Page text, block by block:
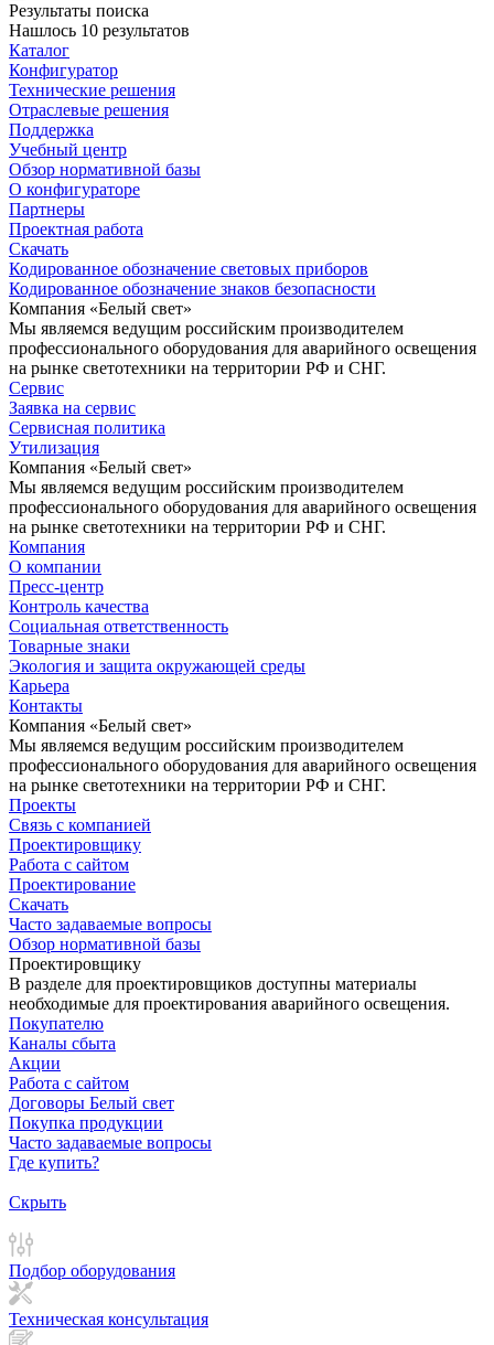
Результаты поиска
Нашлось 10 результатов
Каталог
Конфигуратор
Технические решения
Отраслевые решения
Поддержка
Учебный центр
Обзор нормативной базы
О конфигураторе
Партнеры
Проектная работа
Скачать
Кодированное обозначение световых приборов
Кодированное обозначение знаков безопасности
Компания «Белый свет»
Мы являемся ведущим российским производителем
профессионального оборудования для аварийного освещения
на рынке светотехники на территории РФ и СНГ.
Сервис
Заявка на сервис
Сервисная политика
Утилизация
Компания «Белый свет»
Мы являемся ведущим российским производителем
профессионального оборудования для аварийного освещения
на рынке светотехники на территории РФ и СНГ.
Компания
О компании
Пресс-центр
Контроль качества
Социальная ответственность
Товарные знаки
Экология и защита окружающей среды
Карьера
Контакты
Компания «Белый свет»
Мы являемся ведущим российским производителем
профессионального оборудования для аварийного освещения
на рынке светотехники на территории РФ и СНГ.
Проекты
Связь с компанией
Проектировщику
Работа с сайтом
Проектирование
Скачать
Часто задаваемые вопросы
Обзор нормативной базы
Проектировщику
В разделе для проектировщиков доступны материалы
необходимые для проектирования аварийного освещения.
Покупателю
Каналы сбыта
Акции
Работа с сайтом
Договоры Белый свет
Покупка продукции
Часто задаваемые вопросы
Где купить?
Скрыть
Подбор оборудования
Техническая консультация